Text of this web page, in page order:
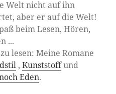
Welt nicht auf ihn
aber er auf die Welt!
beim Lesen, Hören,
...
lesen: Meine Romane
,Kunststoffund
Eden.